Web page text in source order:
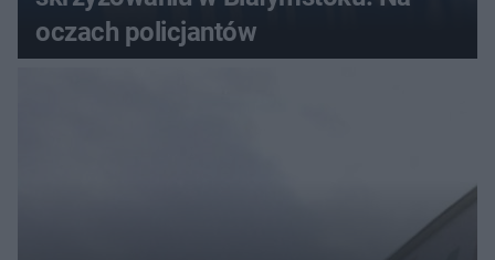
oczach policjantów